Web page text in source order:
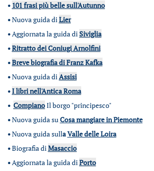
• 101 frasi più belle sull'Autunno
•Nuova guida diLier
•Aggiornata la guida diSiviglia
•Ritratto dei Coniugi Arnolfini
•Breve biografia di Franz Kafka
•Nuova guida diAssisi
•I libri nell'Antica Roma
• CompianoIl borgo "principesco"
•Nuova guida suCosa mangiare in Piemonte
•Nuova guida sullaValle delle Loira
•Biografia diMasaccio
•Aggiornata la guida diPorto